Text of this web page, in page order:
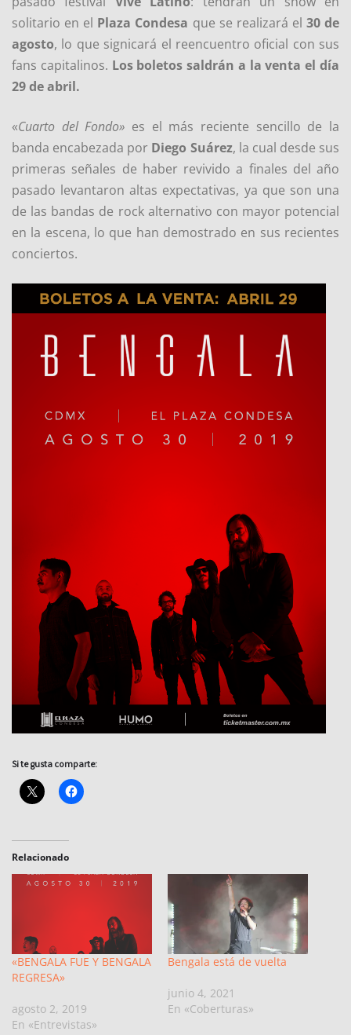
solitario en el Plaza Condesa que se realizará el 30 de
agosto, lo que signicará el reencuentro oficial con sus
fans capitalinos. Los boletos saldrán a la venta el día
29 de abril.
«Cuarto del Fondo» es el más reciente sencillo de la
banda encabezada por Diego Suárez, la cual desde sus
primeras señales de haber revivido a finales del año
pasado levantaron altas expectativas, ya que son una
de las bandas de rock alternativo con mayor potencial
en la escena, lo que han demostrado en sus recientes
conciertos.
Si te gusta comparte:
Relacionado
«BENGALA FUE Y BENGALA
REGRESA»
agosto 2, 2019
En «Entrevistas»
Bengala está de vuelta
junio 4, 2021
En «Coberturas»